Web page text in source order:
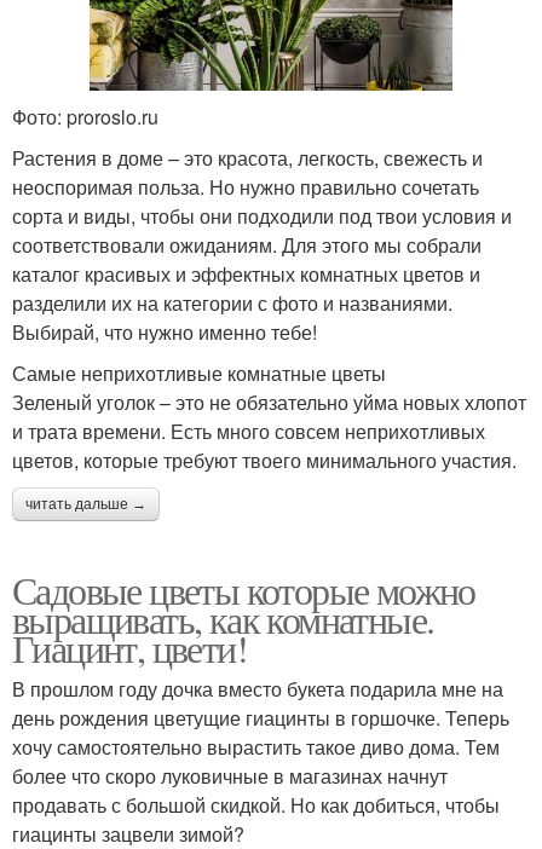
Фото: proroslo.ru
Растения в доме – это красота, легкость, свежесть и
неоспоримая польза. Но нужно правильно сочетать
сорта и виды, чтобы они подходили под твои условия и
соответствовали ожиданиям. Для этого мы собрали
каталог красивых и эффектных комнатных цветов и
разделили их на категории с фото и названиями.
Выбирай, что нужно именно тебе!
Самые неприхотливые комнатные цветы
Зеленый уголок – это не обязательно уйма новых хлопот
и трата времени. Есть много совсем неприхотливых
цветов, которые требуют твоего минимального участия.
читать дальше →
Садовые цветы которые можно
выращивать, как комнатные.
Гиацинт, цвети!
В прошлом году дочка вместо букета подарила мне на
день рождения цветущие гиацинты в горшочке. Теперь
хочу самостоятельно вырастить такое диво дома. Тем
более что скоро луковичные в магазинах начнут
продавать с большой скидкой. Но как добиться, чтобы
гиацинты зацвели зимой?